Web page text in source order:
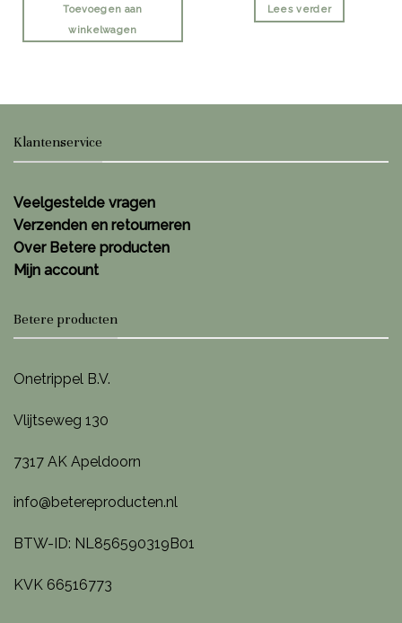
Toevoegen aan
winkelwagen
Lees verder
Klantenservice
Veelgestelde vragen
Verzenden en retourneren
Over Betere producten
Mijn account
Betere producten
Onetrippel B.V.
Vlijtseweg 130
7317 AK Apeldoorn
info@betereproducten.nl
BTW-ID: NL856590319B01
KVK 66516773